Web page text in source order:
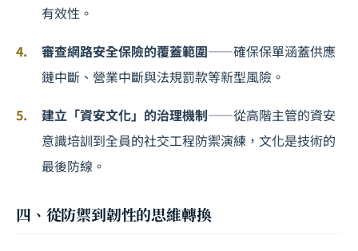
有效性。
審查網路安全保險的覆蓋範圍——確保保單涵蓋供應
鏈中斷、營業中斷與法規罰款等新型風險。
建立「資安文化」的治理機制——從高階主管的資安
意識培訓到全員的社交工程防禦演練，文化是技術的
最後防線。
四、從防禦到韌性的思維轉換